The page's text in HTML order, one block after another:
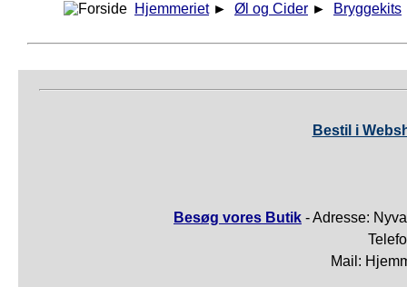
Hjemmeriet ► Øl og Cider ► Bryggekits
Bestil i
Besøg vores Butik - Adresse:
Mail: